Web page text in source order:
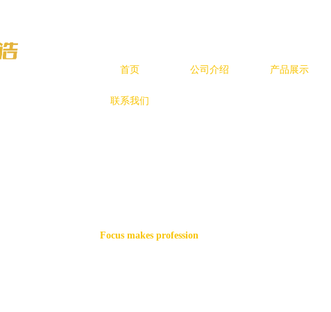
首页 公司介绍 产品展示
联系我们
Focus makes profession